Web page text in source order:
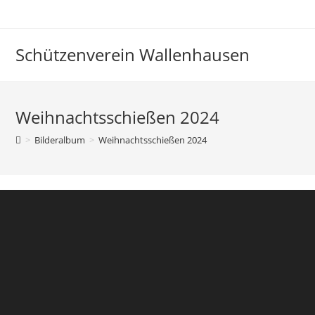
Schützenverein Wallenhausen
Weihnachtsschießen 2024
> Bilderalbum > Weihnachtsschießen 2024